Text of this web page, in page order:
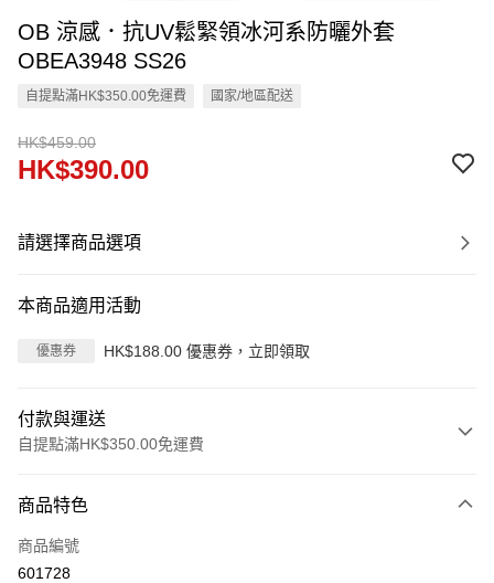
OB 涼感．抗UV鬆緊領冰河系防曬外套
OBEA3948 SS26
自提點滿HK$350.00免運費 國家/地區配送
HK$459.00
HK$390.00
請選擇商品選項
本商品適用活動
優惠券 HK$188.00 優惠券，立即領取
付款與運送
自提點滿HK$350.00免運費
信用卡
Apple Pay
商品特色
商品編號
601728